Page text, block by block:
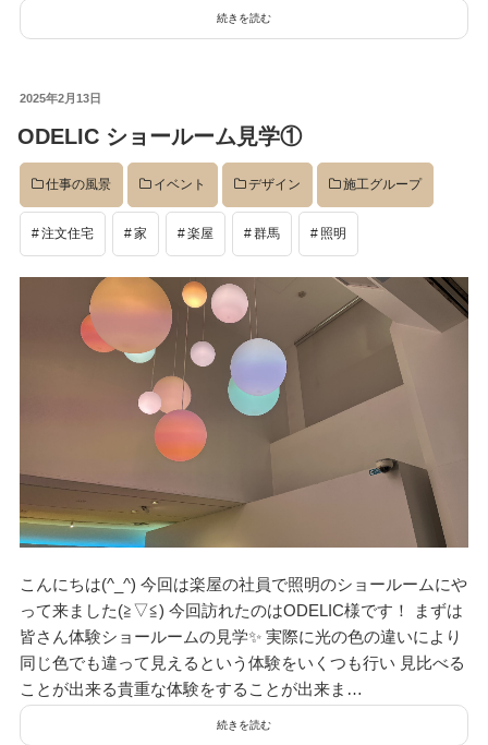
続きを読む
投
日:
2025年2月13日
ODELIC ショールーム見学①
仕事の風景 イベント デザイン 施工グループ
注文住宅 家 楽屋 群馬 照明
こんにちは(^_^) 今回は楽屋の社員で照明のショールームにや
って来ました(≧▽≦) 今回訪れたのはODELIC様です！ まずは
皆さん体験ショールームの見学✨ 実際に光の色の違いにより
同じ色でも違って見えるという体験をいくつも行い 見比べる
ことが出来る貴重な体験をすることが出来ま…
続きを読む